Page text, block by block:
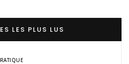
LES PLUS LUS